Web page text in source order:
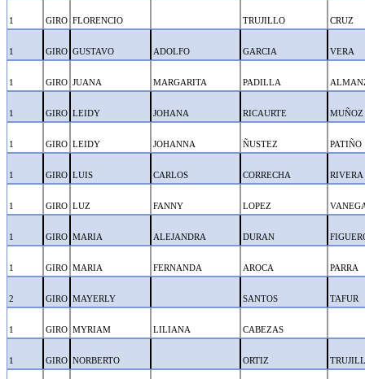
1 GIRO FLORENCIO TRUJILLO CRUZ
1 GIRO GUSTAVO ADOLFO GARCIA VERA
1 GIRO JUANA MARGARITA PADILLA
1 GIRO LEIDY JOHANA RICAURTE MUÑOZ
1 GIRO LEIDY JOHANNA ÑUSTEZ PATIÑO
1 GIRO LUIS CARLOS CORRECHA RIVERA
1 GIRO LUZ FANNY LOPEZ
1 GIRO MARIA ALEJANDRA DURAN
1 GIRO MARIA FERNANDA AROCA PARRA
2 GIRO MAYERLY SANTOS TAFUR
1 GIRO MYRIAM LILIANA CABEZAS
1 GIRO NORBERTO ORTIZ